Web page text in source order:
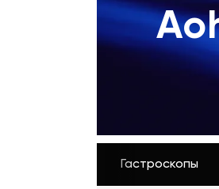
Отзывы о товарах
Гастроскопы